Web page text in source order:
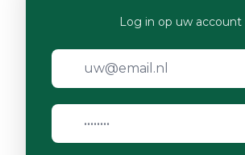
Log in op uw account